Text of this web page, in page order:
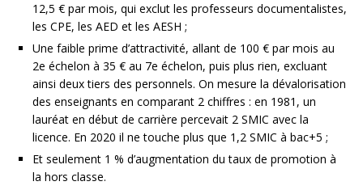
12,5 € par mois, qui exclut les professeurs documentalistes,
les CPE, les AED et les AESH ;
Une faible prime d’attractivité, allant de 100 € par mois au
2e échelon à 35 € au 7e échelon, puis plus rien, excluant
ainsi deux tiers des personnels. On mesure la dévalorisation
des enseignants en comparant 2 chiffres : en 1981, un
lauréat en début de carrière percevait 2 SMIC avec la
licence. En 2020 il ne touche plus que 1,2 SMIC à bac+5 ;
Et seulement 1 % d’augmentation du taux de promotion à
la hors classe.